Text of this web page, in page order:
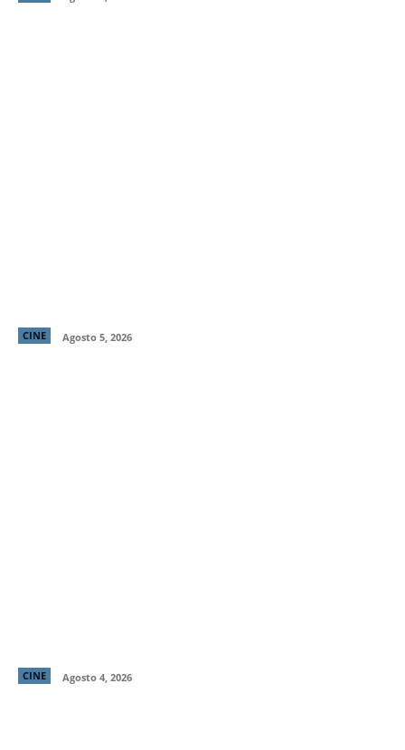
CINE Agosto 5, 2026
CINE Agosto 4, 2026